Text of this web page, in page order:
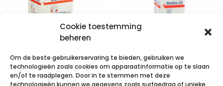
Cookie toestemming
beheren
Om de beste gebruikerservaring te bieden, gebruiken we
technologieën zoals cookies om apparaatinformatie op te slaan
en/of te raadplegen. Door in te stemmen met deze
technologieën kunnen we gegevens zoals surfgedrag of unieke